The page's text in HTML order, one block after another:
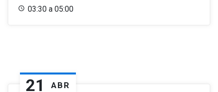
03:30 a 05:00
21 ABR